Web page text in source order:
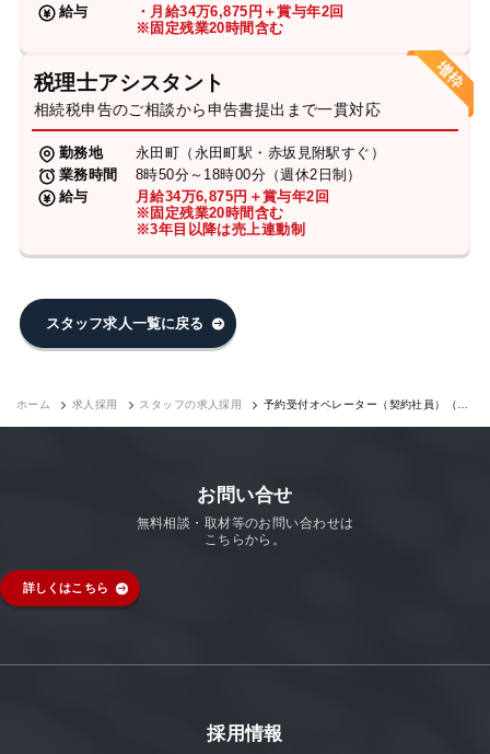
給与
・月給34万6,875円＋賞与年2回
※固定残業20時間含む
税理士アシスタント
相続税申告のご相談から申告書提出まで一貫対応
勤務地
永田町（永田町駅・赤坂見附駅すぐ）
業務時間
8時50分～18時00分（週休2日制）
給与
月給34万6,875円＋賞与年2回
※固定残業20時間含む
※3年目以降は売上連動制
スタッフ求人一覧に戻る
ホーム 求人採用 スタッフの求人採用
予約受付オペレーター（契約社員）（永
お問い合せ
無料相談・取材等のお問い合わせは
こちらから。
詳しくはこちら
採用情報